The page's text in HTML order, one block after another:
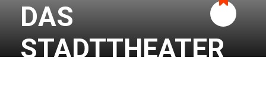
DAS
STADTTHEATER
Zu
Favoriten